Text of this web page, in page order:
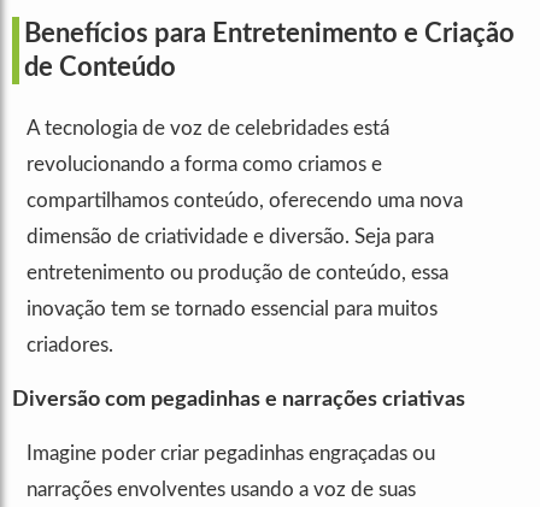
Benefícios para Entretenimento e Criação
de Conteúdo
A tecnologia de voz de celebridades está
revolucionando a forma como criamos e
compartilhamos conteúdo, oferecendo uma nova
dimensão de criatividade e diversão. Seja para
entretenimento ou produção de conteúdo, essa
inovação tem se tornado essencial para muitos
criadores.
Diversão com pegadinhas e narrações criativas
Imagine poder criar pegadinhas engraçadas ou
narrações envolventes usando a voz de suas